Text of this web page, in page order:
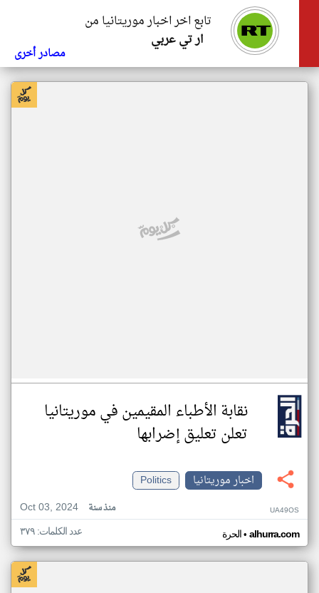
تابع اخر اخبار موريتانيا من
ار تي عربي
مصادر أخرى
نقابة الأطباء المقيمين في موريتانيا
تعلن تعليق إضرابها
اخبار موريتانيا
Politics
Oct 03, 2024
منذ سنة UA49OS
الحرة• alhurra.com عدد الكلمات: ٣٧٩